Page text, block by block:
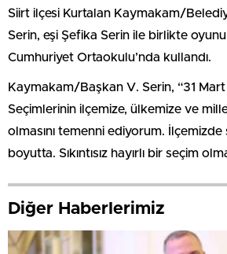
Siirt ilçesi Kurtalan Kaymakam/
Serin, eşi Şefika Serin ile birlikte
Cumhuriyet Ortaokulu’nda kullandı.
Kaymakam/Başkan V. Serin, “31
Seçimlerinin ilçemize, ülkemize ve
olmasını temenni ediyorum.
boyutta. Sıkıntısız hayırlı bir seçim
Diğer Haberlerimiz